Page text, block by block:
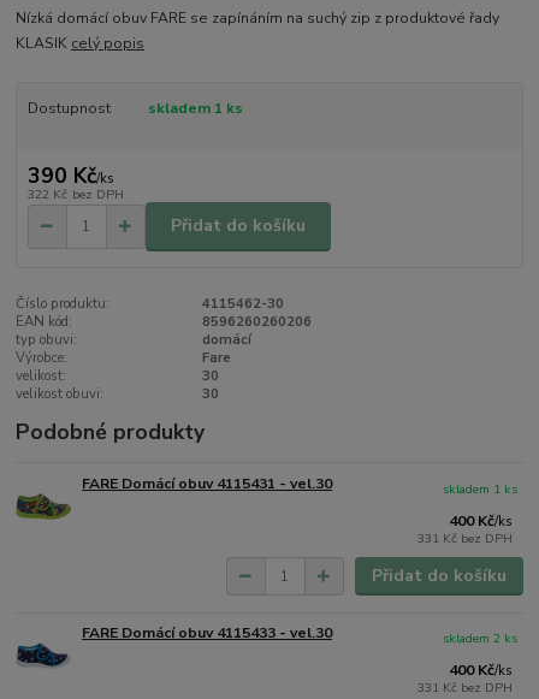
Nízká domácí obuv FARE se zapínáním na suchý zip z produktové řady
KLASIK celý popis
Dostupnost skladem 1 ks
390 Kč/ks
322 Kč bez DPH
Přidat do košíku
Číslo produktu:
4115462-30
EAN kód:
8596260260206
typ obuvi:
domácí
Výrobce:
Fare
velikost:
30
velikost obuvi:
30
Podobné produkty
FARE Domácí obuv 4115431 - vel.30
400 Kč/ks
331 Kč bez DPH
skladem 1 ks
Přidat do košíku
FARE Domácí obuv 4115433 - vel.30
400 Kč/ks
331 Kč bez DPH
skladem 2 ks